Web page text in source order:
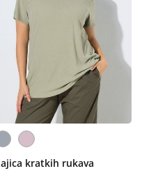
kratkih rukava